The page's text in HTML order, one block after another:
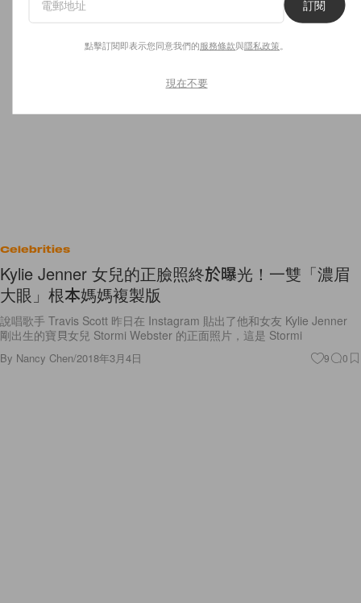
Celebrities
Kylie Jenner 女兒的正臉照終於曝光！一雙「濃眉
大眼」根本媽媽複製版
說唱歌手 Travis Scott 昨日在 Instagram 貼出了他和女友 Kylie Jenner
剛出生的寶貝女兒 Stormi Webster 的正面照片，這是 Stormi
By Nancy Chen/2018年3月4日 9 0
訂閱
點擊訂閱即表示您同意我們的服務條款與隱私政策
現在不要